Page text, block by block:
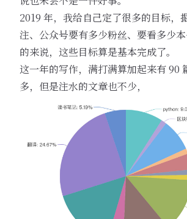
2019 年，我给自己定了很多的目标，
注、公众号要有多少粉丝、要看多少
的来说，这些目标算是基本完成了。
这一年的写作，满打满算加起来有 90
多，但是注水的文章也不少，